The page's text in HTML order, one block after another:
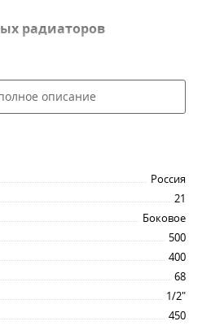
радиаторов
резьбой G1/2"-B - 4 шт.;
- 1 шт.;
21 Compact.
Стальные радиаторы типа
из качественной
описание
Россия
21
Боковое
500
400
68
1/2"
450